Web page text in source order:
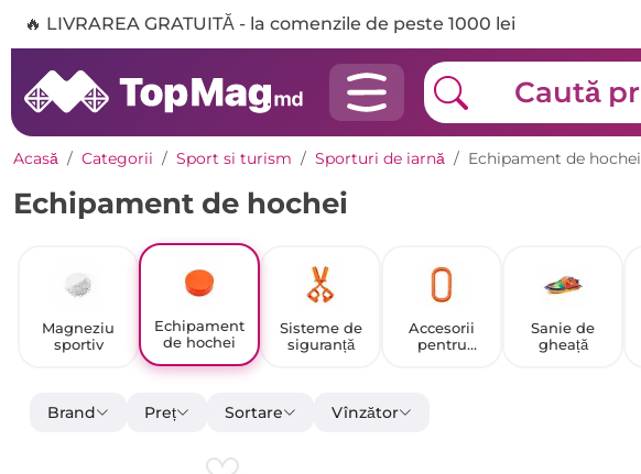
🔥 LIVRAREA GRATUITĂ - la comenzile de peste 1000 lei
Acasă Categorii Sport si turism Sporturi de iarnă Echipament de hochei
Echipament de hochei
Magneziu
sportiv
Echipament
de hochei
Sisteme de
siguranță
Accesorii
pentru
Sanie de
gheață
Brand Preț Sortare Vînzător